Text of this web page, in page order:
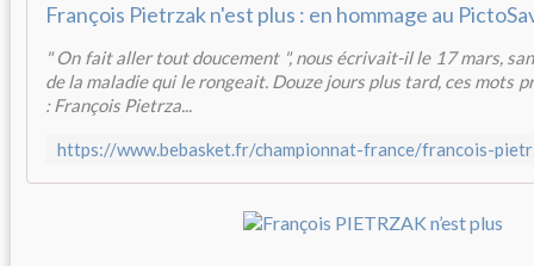
François Pietrzak n'est plus : en hommage au
" On fait aller tout doucement ", nous écrivait-il le 17 mars,
de la maladie qui le rongeait. Douze jours plus tard, ces mots
: François Pietrza...